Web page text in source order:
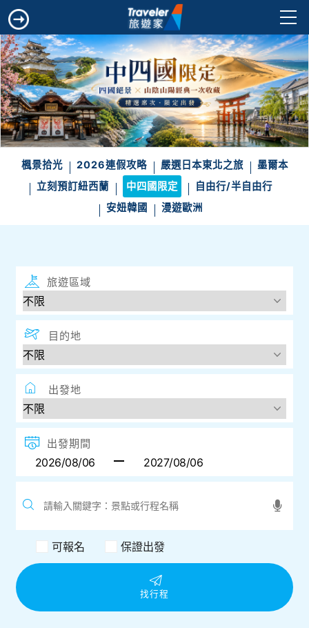
楓景拾光 2026連假攻略 嚴選日本東北之旅
墨爾本
立刻預訂紐西蘭
中四國限定
自由行/半自由行
安妞韓國
漫遊歐洲
旅遊區域
目的地
出發地
出發期間
可報名 保證出發
找行程